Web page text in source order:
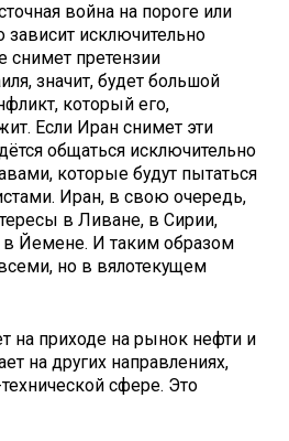
война на пороге или
зависит исключительно
снимет претензии
значит, будет большой
который его,
Если Иран снимет эти
общаться исключительно
которые будут пытаться
Иран, в свою очередь,
в Ливане, в Сирии,
в Йемене. И таким образом
но в вялотекущем
на приходе на рынок нефти и
на других направлениях,
сфере. Это